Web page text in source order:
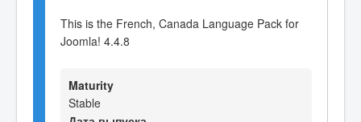
This is the French, Canada Language Pack for
Joomla! 4.4.8
Maturity
Stable